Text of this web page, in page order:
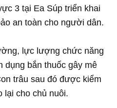
3 tại Ea Súp triển khai
an toàn cho người dân.
lực lượng chức năng
dụng bắn thuốc gây mê
trâu sau đó được kiểm
lại cho chủ nuôi.